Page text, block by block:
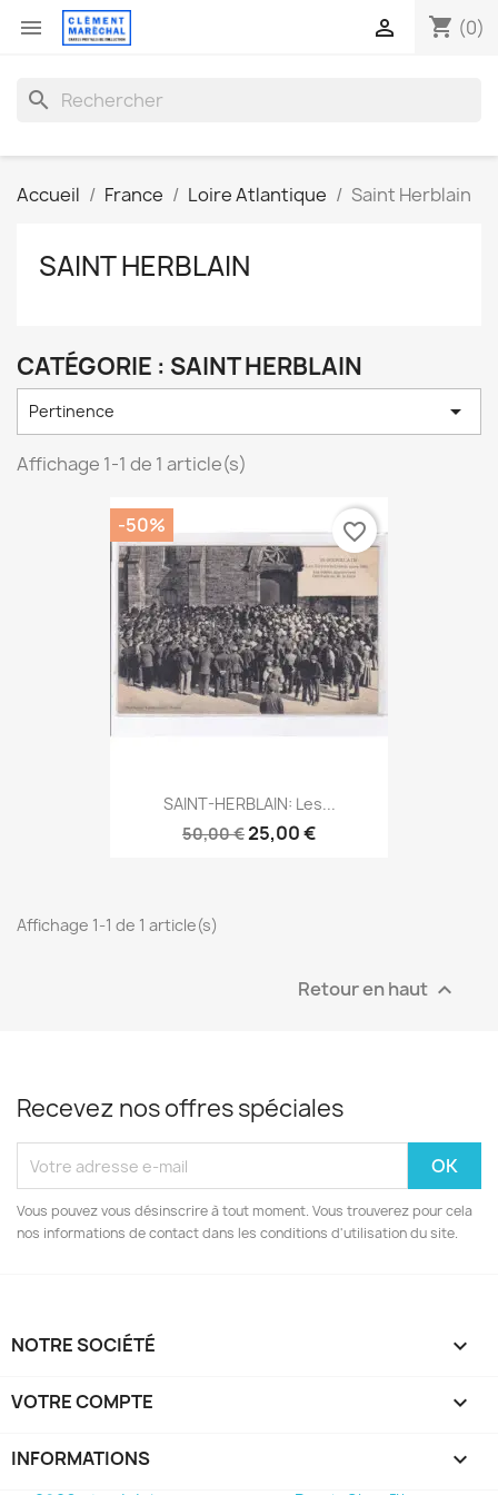
 shopping_cart (0)

search
Accueil France Loire Atlantique Saint Herblain
SAINT HERBLAIN
CATÉGORIE : SAINT HERBLAIN
Pertinence 
Affichage 1-1 de 1 article(s)
SAINT-HERBLAIN: Les...
50,00 €25,00 €
-50% favorite_border
Affichage 1-1 de 1 article(s)
Retour en haut 
Recevez nos offres spéciales
Vous pouvez vous désinscrire à tout moment. Vous trouverez pour cela
nos informations de contact dans les conditions d'utilisation du site.
NOTRE SOCIÉTÉ 
VOTRE COMPTE 
INFORMATIONS keyboard_arrow_down